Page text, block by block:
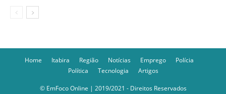
Home Itabira Região Notícias Emprego
Polícia
Política
Tecnologia Artigos
© EmFoco Online | 2019/2021 - Direitos Reservados